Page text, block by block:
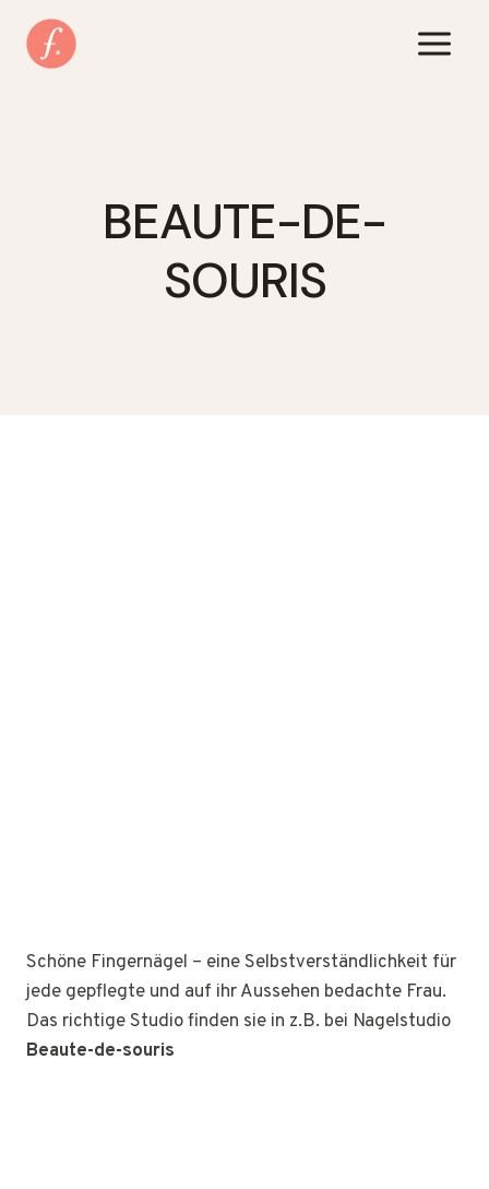
Inhalt
springen
BEAUTE-DE-
SOURIS
Schöne Fingernägel – eine Selbstverständlichkeit für
jede gepflegte und auf ihr Aussehen bedachte Frau.
Das richtige Studio finden sie in z.B. bei Nagelstudio
Beaute-de-souris